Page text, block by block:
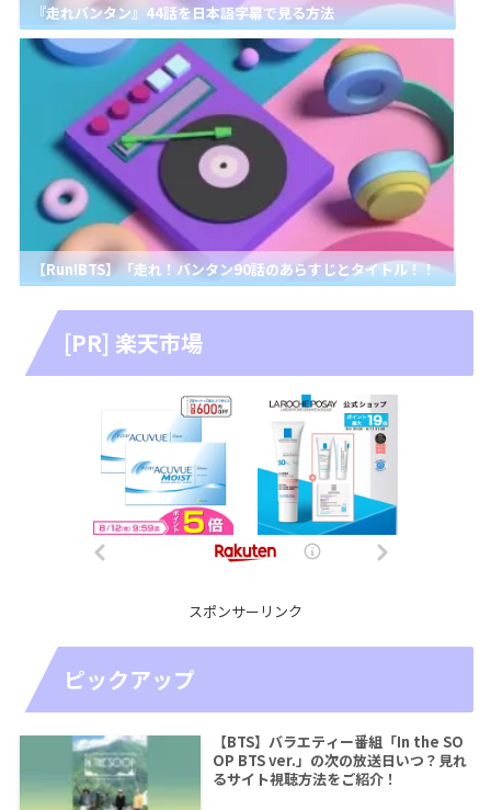
『走れバンタン』44話を日本語字幕で見る方法
【Run!BTS】「走れ！バンタン90話のあらすじとタイトル！！
[PR] 楽天市場
スポンサーリンク
ピックアップ
【BTS】バラエティー番組「In the SO
OP BTS ver.」の次の放送日いつ？見れ
るサイト視聴方法をご紹介！